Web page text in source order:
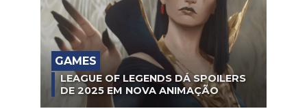
GAMES
LEAGUE OF LEGENDS DÁ SPOILERS
DE 2025 EM NOVA ANIMAÇÃO